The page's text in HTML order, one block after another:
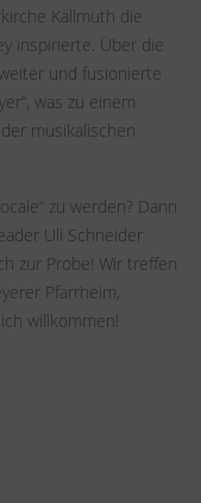
Kallmuth die
inspirierte. Über die
und fusionierte
was zu einem
musikalischen
zu werden? Dann
Uli Schneider
zur Probe! Wir treffen
Pfarrheim,
willkommen!